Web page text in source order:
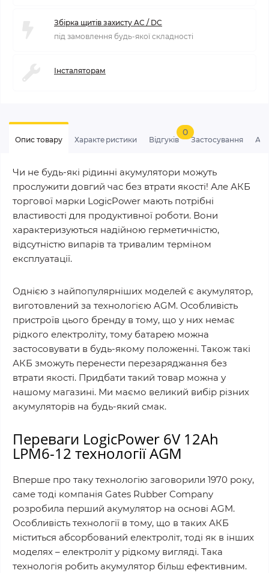
Збірка щитів захисту AC / DC
під замовлення будь-якої складності
Інсталяторам
Опис товару Характеристики Відгуків
0
Застосування
Чи не будь-які рідинні акумулятори можуть
прослужити довгий час без втрати якості! Але АКБ
торгової марки LogicPower мають потрібні
властивості для продуктивної роботи. Вони
характеризуються надійною герметичністю,
відсутністю випарів та тривалим терміном
експлуатації.
Однією з найпопулярніших моделей є акумулятор,
виготовлений за технологією AGM. Особливість
пристроїв цього бренду в тому, що у них немає
рідкого електроліту, тому батарею можна
застосовувати в будь-якому положенні. Також такі
АКБ зможуть перенести перезаряджання без
втрати якості. Придбати такий товар можна у
нашому магазині. Ми маємо великий вибір різних
акумуляторів на будь-який смак.
Переваги LogicPower 6V 12Ah
LPM6-12 технології AGM
Вперше про таку технологію заговорили 1970 року,
саме тоді компанія Gates Rubber Company
розробила перший акумулятор на основі AGM.
Особливість технології в тому, що в таких АКБ
міститься абсорбований електроліт, тоді як в інших
моделях – електроліт у рідкому вигляді. Така
технологія робить акумулятор більш ефективним.